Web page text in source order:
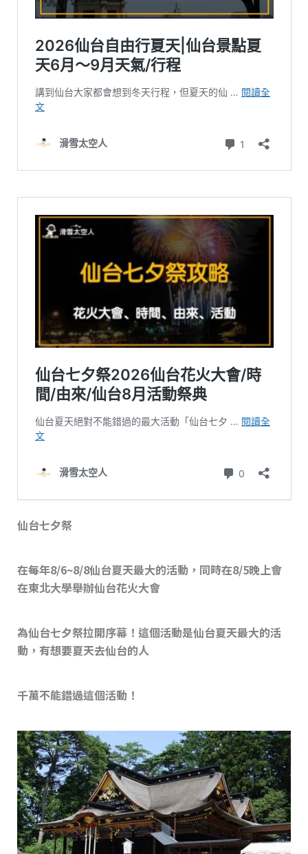
仙台七夕祭
在每年8/6~8/8仙台夏天最大的活動，同時在8/5晚上會
在東北大學舉辦仙台花火大會
為仙台七夕祭拉開序幕！這個活動是仙台夏天最大的活
動，有想要夏天去仙台的人
千萬不能錯過這個活動！